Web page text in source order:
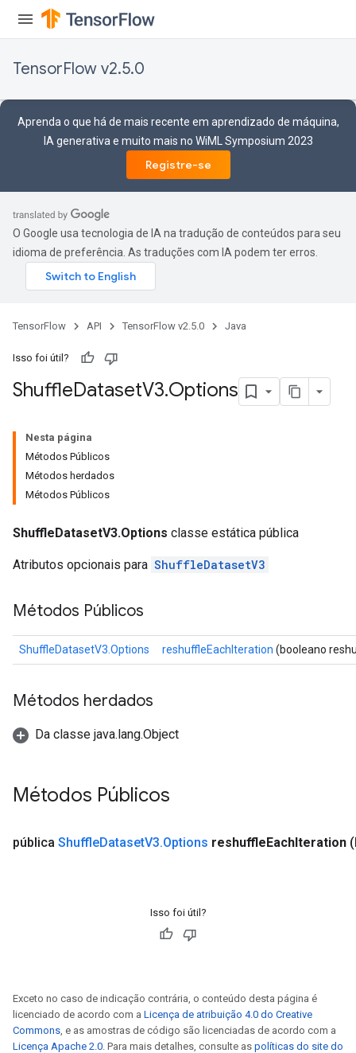
TensorFlow v2.5.0
Aprenda o que há de mais recente em aprendizado de máquina,
IA generativa e muito mais no WiML Symposium 2023
Registre-se
O Google usa tecnologia de IA na tradução de conteúdos para seu
idioma de preferência. As traduções com IA podem ter erros.
TensorFlow API TensorFlow v2.5.0 Java
Isso foi útil?
ShuffleDatasetV3.Options
Nesta página
Métodos Públicos
Métodos herdados
Métodos Públicos
ShuffleDatasetV3.Options classe estática pública
Atributos opcionais para ShuffleDatasetV3
Métodos Públicos
ShuffleDatasetV3.Options reshuffleEachIteration (booleano
Métodos herdados
Da classe java.lang.Object
Métodos Públicos
pública ShuffleDatasetV3.Options reshuffleEachIteration
Isso foi útil?
Exceto no caso de indicação contrária, o conteúdo desta página é
licenciado de acordo com a Licença de atribuição 4.0 do Creative
Commons, e as amostras de código são licenciadas de acordo com a
Licença Apache 2.0. Para mais detalhes, consulte as políticas do site do